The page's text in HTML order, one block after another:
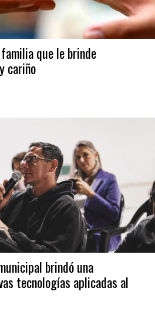
que le brinde
cariño
brindó una
tecnologías aplicadas al